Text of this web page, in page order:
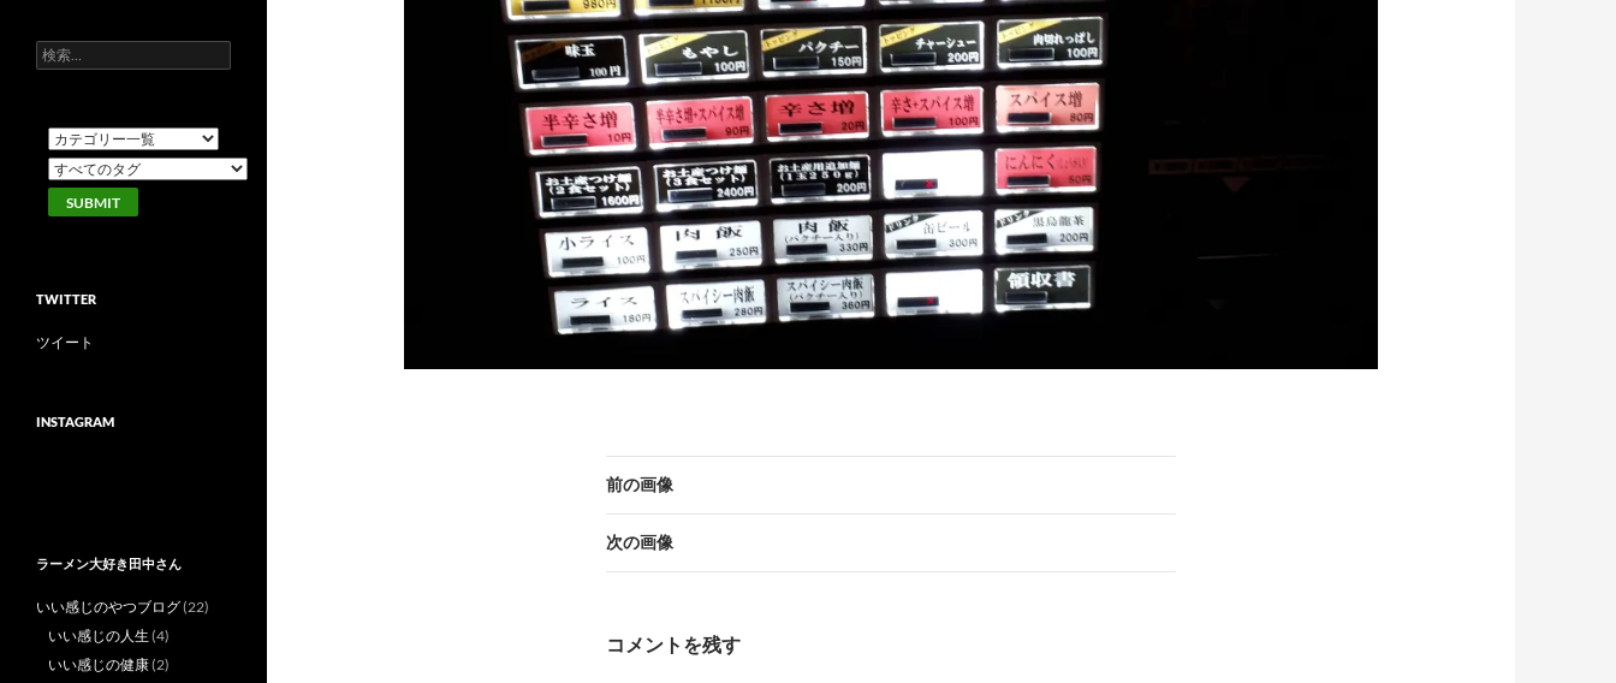
前の画像
次の画像
コメントを残す
検
索:
TWITTER
ツイート
INSTAGRAM
ラーメン大好き田中さん
いい感じのやつブログ(22)
いい感じの人生 (4)
いい感じの健康(2)